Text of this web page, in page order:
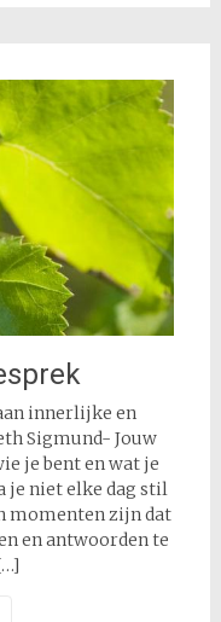
innerlijke en
Sigmund- Jouw
je bent en wat je
je niet elke dag stil
momenten zijn dat
en antwoorden te